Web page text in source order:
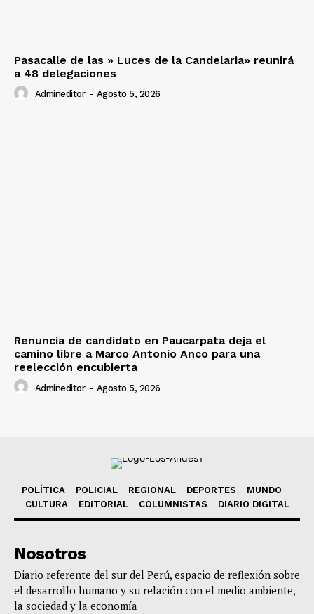
Pasacalle de las » Luces de la Candelaria» reunirá
a 48 delegaciones
Admineditor - Agosto 5, 2026
Renuncia de candidato en Paucarpata deja el
camino libre a Marco Antonio Anco para una
reelección encubierta
Admineditor - Agosto 5, 2026
POLÍTICA POLICIAL REGIONAL DEPORTES
MUNDO
CULTURA
EDITORIAL COLUMNISTAS DIARIO DIGITAL
Nosotros
Diario referente del sur del Perú, espacio de reflexión sobre
el desarrollo humano y su relación con el medio ambiente,
la sociedad y la economía